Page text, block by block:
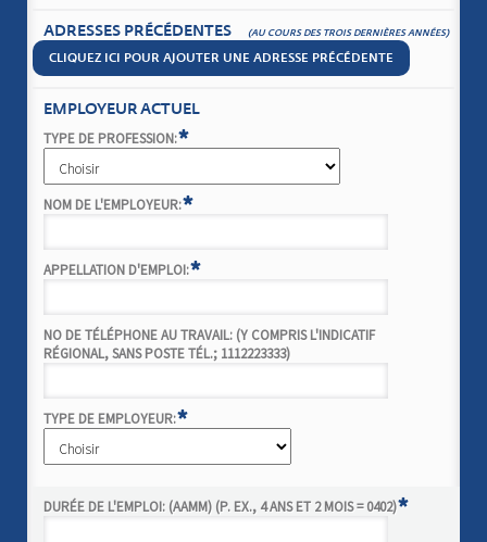
ADRESSES PRÉCÉDENTES (AU COURS DES TROIS DERNIÈRES ANNÉES)
CLIQUEZ ICI POUR AJOUTER UNE ADRESSE PRÉCÉDENTE
EMPLOYEUR ACTUEL
TYPE DE PROFESSION:*
NOM DE L'EMPLOYEUR:*
APPELLATION D'EMPLOI:*
NO DE TÉLÉPHONE AU TRAVAIL: (Y COMPRIS L'INDICATIF
RÉGIONAL, SANS POSTE TÉL.; 1112223333)
TYPE DE EMPLOYEUR:*
DURÉE DE L'EMPLOI: (AAMM) (P. EX., 4 ANS ET 2 MOIS = 0402)*